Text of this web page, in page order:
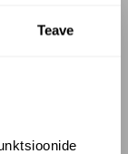
Teave
selle
atoopilist
enne päikese